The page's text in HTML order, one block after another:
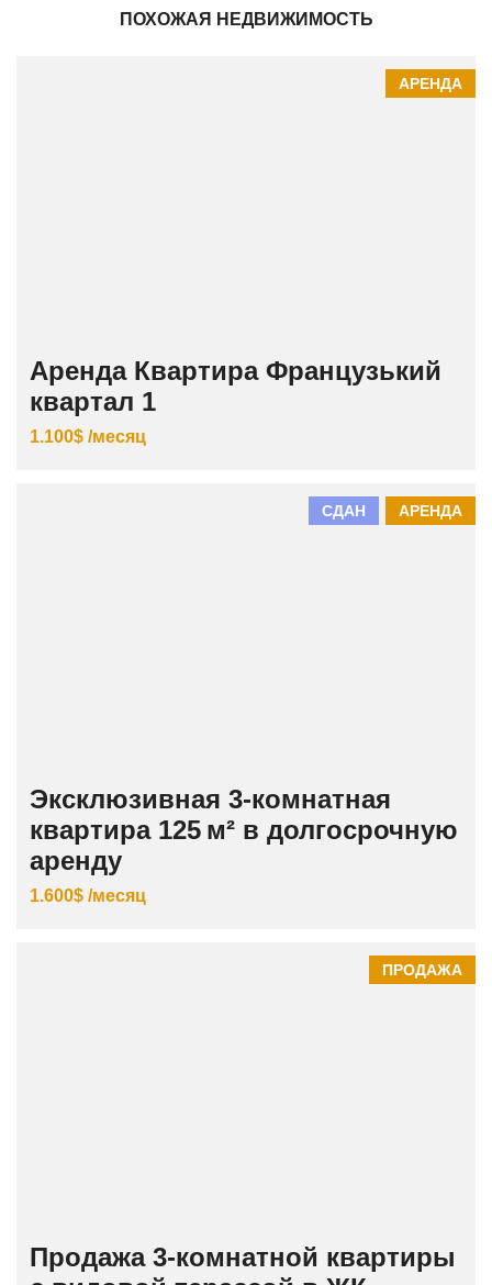
ПОХОЖАЯ НЕДВИЖИМОСТЬ
АРЕНДА
Аренда Квартира Французький
квартал 1
1.100$ /месяц
АРЕНДА
СДАН
Эксклюзивная 3‑комнатная
квартира 125 м² в долгосрочную
аренду
1.600$ /месяц
ПРОДАЖА
Продажа 3‑комнатной квартиры